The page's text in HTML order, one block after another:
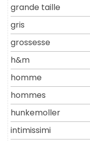
grande taille
gris
grossesse
h&m
homme
hommes
hunkemoller
intimissimi